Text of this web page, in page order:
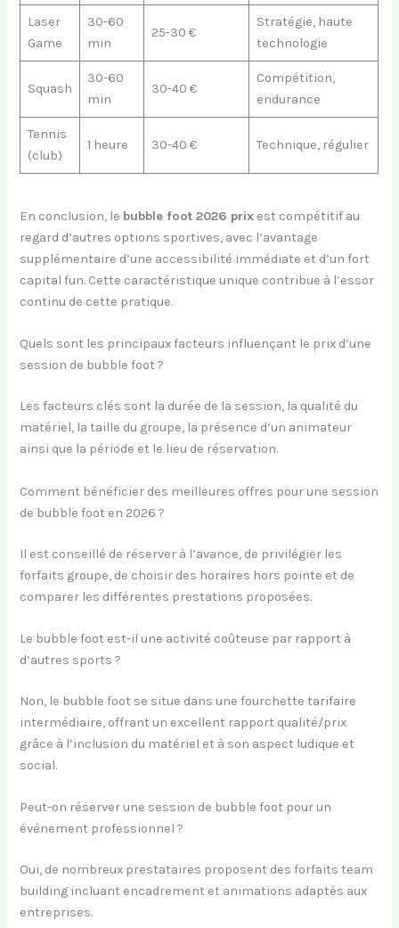
Laser
Game
30-60
min
25-30 €
Stratégie, haute
technologie
Squash
30-60
min
30-40 €
Compétition,
endurance
Tennis
(club)
1 heure 30-40 € Technique, régulier
En conclusion, le bubble foot 2026 prix est compétitif au
regard d’autres options sportives, avec l’avantage
supplémentaire d’une accessibilité immédiate et d’un fort
capital fun. Cette caractéristique unique contribue à l’essor
continu de cette pratique.
Quels sont les principaux facteurs influençant le prix d’une
session de bubble foot ?
Les facteurs clés sont la durée de la session, la qualité du
matériel, la taille du groupe, la présence d’un animateur
ainsi que la période et le lieu de réservation.
Comment bénéficier des meilleures offres pour une session
de bubble foot en 2026 ?
Il est conseillé de réserver à l’avance, de privilégier les
forfaits groupe, de choisir des horaires hors pointe et de
comparer les différentes prestations proposées.
Le bubble foot est-il une activité coûteuse par rapport à
d’autres sports ?
Non, le bubble foot se situe dans une fourchette tarifaire
intermédiaire, offrant un excellent rapport qualité/prix
grâce à l’inclusion du matériel et à son aspect ludique et
social.
Peut-on réserver une session de bubble foot pour un
événement professionnel ?
Oui, de nombreux prestataires proposent des forfaits team
building incluant encadrement et animations adaptés aux
entreprises.